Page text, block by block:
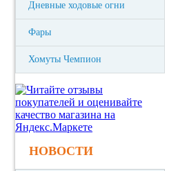
Дневные ходовые огни
Фары
Хомуты Чемпион
НОВОСТИ